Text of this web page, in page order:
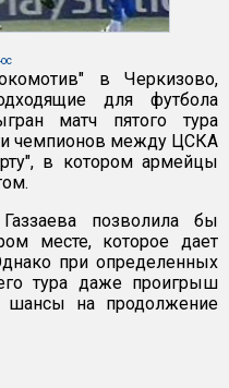
в Черкизово,
для футбола
матч пятого тура
чемпионов между ЦСКА
в котором армейцы
позволила бы
месте, которое дает
при определенных
тура даже проигрыш
шансы на продолжение